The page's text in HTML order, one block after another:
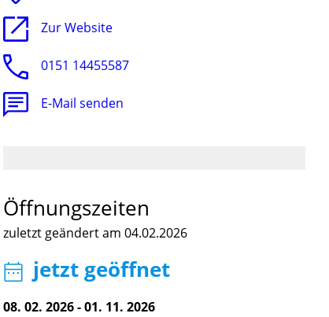
Zur Website
0151 14455587
E-Mail senden
Öffnungszeiten
zuletzt geändert am 04.02.2026
jetzt geöffnet
08. 02. 2026-01. 11. 2026